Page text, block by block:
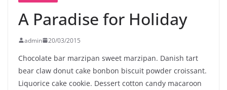
A Paradise for Holiday
admin 20/03/2015
Chocolate bar marzipan sweet marzipan. Danish tart
bear claw donut cake bonbon biscuit powder croissant.
Liquorice cake cookie. Dessert cotton candy macaroon